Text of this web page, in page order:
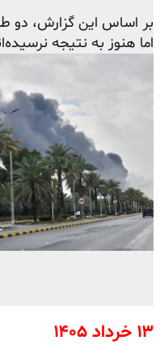
بر اساس این گزارش، دو
اما هنوز به نتیجه
۱۳ خرداد ۱۴۰۵